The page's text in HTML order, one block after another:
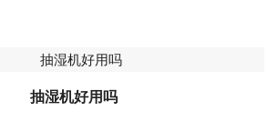
抽湿机好用吗